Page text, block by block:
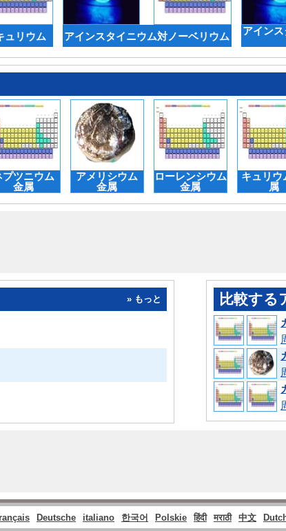
ュリウム アインスタイニウム対ノーベリウム
アイン
プツニウム
金属
アメリシウム
金属
ローレンシウム
金属
キュリウ
属
» もっと 比較する
Deutsche italiano 한국어 Polskie हिंदी मराठी 中文